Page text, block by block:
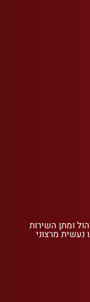
ומתן השירות
נעשית מרצוני